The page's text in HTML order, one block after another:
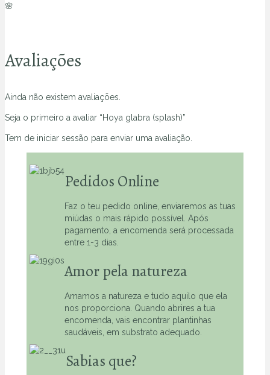
🌸
Avaliações
Ainda não existem avaliações.
Seja o primeiro a avaliar “Hoya glabra (splash)”
Tem de iniciar sessão para enviar uma avaliação.
Pedidos Online
Faz o teu pedido online, enviaremos as tuas
miúdas o mais rápido possível. Após
pagamento, a encomenda será processada
entre 1-3 dias.
Amor pela natureza
Amamos a natureza e tudo aquilo que ela
nos proporciona. Quando abrires a tua
encomenda, vais encontrar plantinhas
saudáveis, em substrato adequado.
Sabias que?